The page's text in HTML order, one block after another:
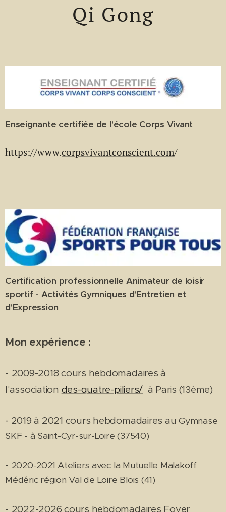
Qi Gong
Enseignante certifiée de l'école Corps Vivant
https://www.corpsvivantconscient.com/
Certification professionnelle Animateur de loisir
sportif - Activités Gymniques d'Entretien et
d'Expression
Mon expérience :
- 2009-2018 cours hebdomadaires à
l'association des-quatre-piliers/ à Paris (13ème)
- 2019 à 2021 cours hebdomadaires au Gymnase
SKF - à Saint-Cyr-sur-Loire (37540)
- 2020-2021 Ateliers avec la Mutuelle Malakoff
Médéric région Val de Loire Blois (41)
- 2022-2026 cours hebdomadaires Foyer